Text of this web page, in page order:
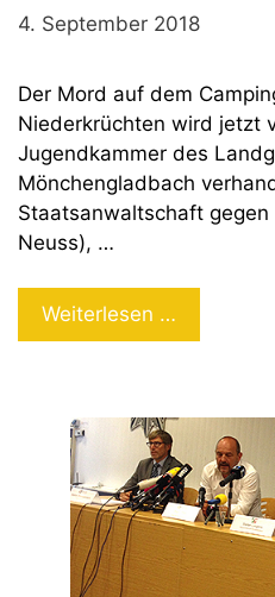
4. September 2018
Der Mord auf dem
Niederkrüchten wird jetzt
Jugendkammer des
Mönchengladbach
Staatsanwaltschaft gegen
Neuss), …
Weiterlesen …
Mord